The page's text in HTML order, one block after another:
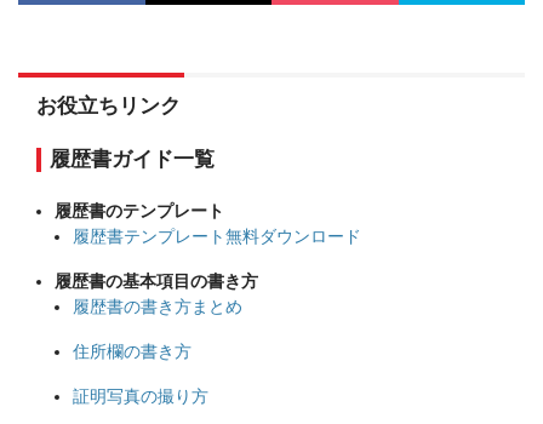
お役立ちリンク
履歴書ガイド一覧
履歴書のテンプレート
履歴書テンプレート無料ダウンロード
履歴書の基本項目の書き方
履歴書の書き方まとめ
住所欄の書き方
証明写真の撮り方